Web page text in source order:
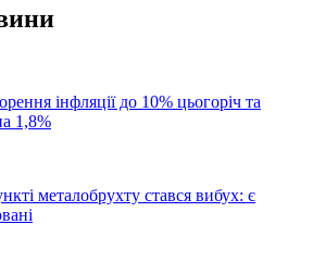
інфляції до 10% цьогоріч та
1,8%
металобрухту стався вибух: є